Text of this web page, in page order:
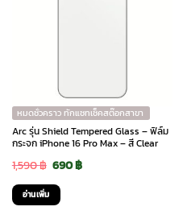
หมดชั่วคราว ทักแชทเช็คสต๊อกสาขา
Arc รุ่น Shield Tempered Glass – ฟิล์ม
กระจก iPhone 16 Pro Max – สี Clear
1,590฿ Original
price
was:
690฿Current
อ่านเพิ่ม